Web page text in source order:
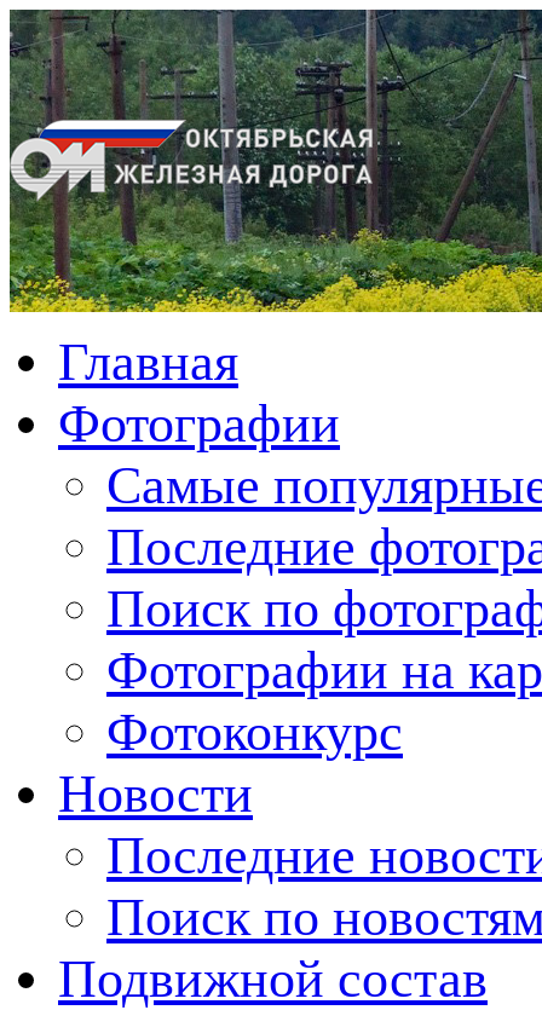
Главная
Фотографии
Cамые
Последние
Поиск по
Фотографии на
Фотоконкурс
Новости
Последние
Поиск по
Подвижной состав